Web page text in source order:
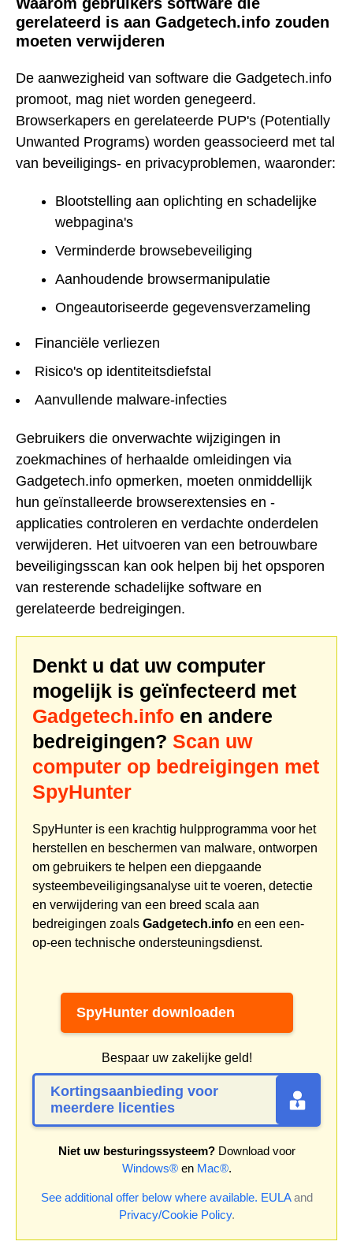
gerelateerd is aan Gadgetech.info zouden
moeten verwijderen
De aanwezigheid van software die Gadgetech.info
promoot, mag niet worden genegeerd.
Browserkapers en gerelateerde PUP's (Potentially
Unwanted Programs) worden geassocieerd met tal
van beveiligings- en privacyproblemen, waaronder:
Blootstelling aan oplichting en schadelijke
webpagina's
Verminderde browsebeveiliging
Aanhoudende browsermanipulatie
Ongeautoriseerde gegevensverzameling
Financiële verliezen
Risico's op identiteitsdiefstal
Aanvullende malware-infecties
Gebruikers die onverwachte wijzigingen in
zoekmachines of herhaalde omleidingen via
Gadgetech.info opmerken, moeten onmiddellijk
hun geïnstalleerde browserextensies en -
applicaties controleren en verdachte onderdelen
verwijderen. Het uitvoeren van een betrouwbare
beveiligingsscan kan ook helpen bij het opsporen
van resterende schadelijke software en
gerelateerde bedreigingen.
Denkt u dat uw computer
mogelijk is geïnfecteerd met
Gadgetech.info en andere
bedreigingen? Scan uw
computer op bedreigingen met
SpyHunter
SpyHunter is een krachtig hulpprogramma voor het
herstellen en beschermen van malware, ontworpen
om gebruikers te helpen een diepgaande
systeembeveiligingsanalyse uit te voeren, detectie
en verwijdering van een breed scala aan
bedreigingen zoals Gadgetech.info en een een-
op-een technische ondersteuningsdienst.
SpyHunter downloaden
Bespaar uw zakelijke geld!
Kortingsaanbieding voor
meerdere licenties
Niet uw besturingssysteem?Download voor
Windows®en Mac®.
See additional offer below where available. EULAand
Privacy/Cookie Policy.